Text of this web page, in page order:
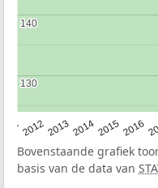
20122013201420152016
130
130
140
140
Bovenstaande grafiek
basis van de data van